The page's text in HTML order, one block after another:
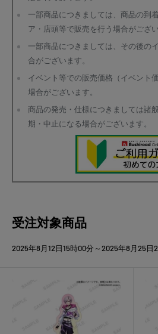
一部商品につきましては、商品の到
ア・店頭等で販売を行う場合がござい
一部商品につきましては、その後の
合がございます。
イベント等での販売価格（イベント
場合がございます。
商品の発売・仕様につきましては諸
期・中止になる場合がございます。
受注対象商品
2025年8月12日15時00分～2025年8月25日